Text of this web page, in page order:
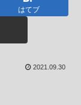
はてブ
2021.09.30